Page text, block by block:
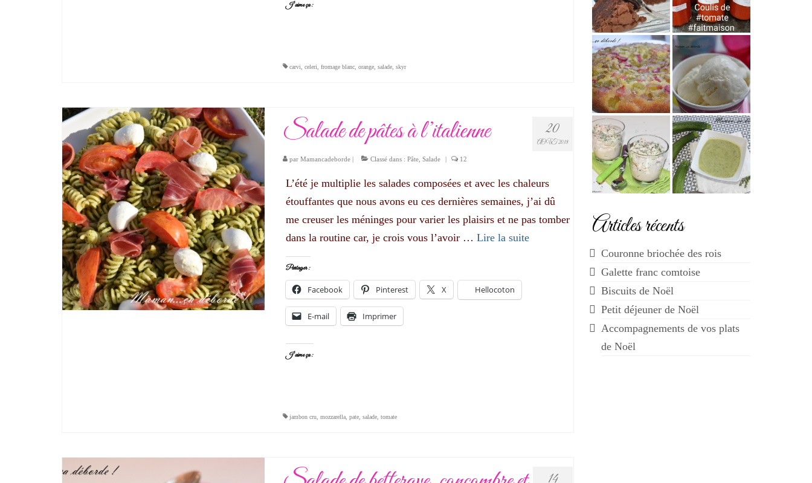
J’aime ça :
carvi, celeri, fromage blanc, orange, salade, skyr
20
AOÛT 2018
Salade de pâtes à l’italienne
par Mamancadeborde| Classé dans : Pâte, Salade 12
L’été je multiplie les salades composées et avec les chaleurs
étouffantes que nous avons eu ces dernières semaines, j’ai dû
me creuser les méninges pour varier les plaisirs et ne pas tomber
dans la routine car, je crois vous l’avoir … Lire la suite­­
Partager :
Facebook Pinterest X Hellocoton
E-mail Imprimer
J’aime ça :
jambon cru, mozzarella, pate, salade, tomate
Articles récents
Couronne briochée des rois
Galette franc comtoise
Biscuits de Noël
Petit déjeuner de Noël
Accompagnements de vos plats
de Noël